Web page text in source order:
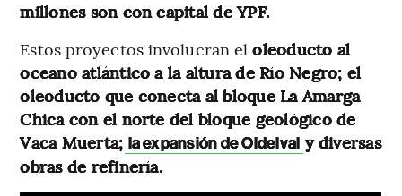
millones son con capital de YPF.
Estos proyectos involucran eloleoducto al
oceano atlántico a la altura de Río Negro; el
oleoducto que conecta al bloque La Amarga
Chica con el norte del bloque geológico de
Vaca Muerta; la expansión de Oldelval y diversas
obras de refinería.